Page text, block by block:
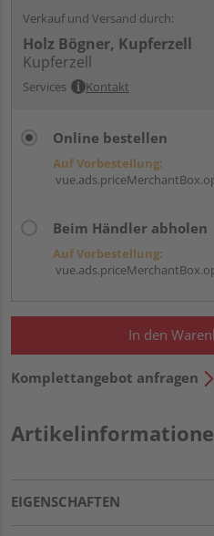
Verkauf und Versand durch:
Holz Bögner, Kupferzell
Kupferzell
Services Kontakt
Online bestellen
Auf Vorbestellung:
Beim Händler abholen
Auf Vorbestellung:
In den
Komplettangebot anfragen
EIGENSCHAFTEN